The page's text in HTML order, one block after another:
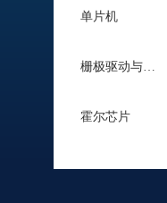
单片机
栅极驱动与电机驱动
霍尔芯片